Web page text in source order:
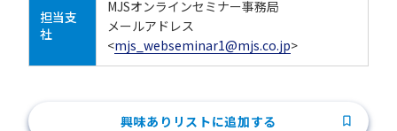
担当支
社
MJSオンラインセミナー事務局
メールアドレス
<mjs_webseminar1@mjs.co.jp>
興味ありリストに追加する